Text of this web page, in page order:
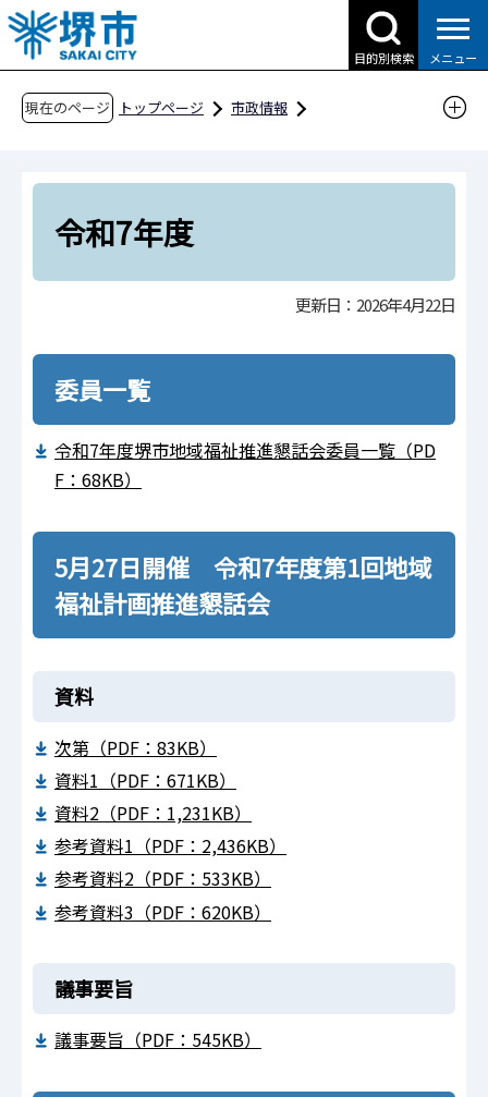
こ
の
ペ
目的別検索 メニュー
現在のページ トップページ
市政情報
健康福祉局
生活福祉部
堺市地域福祉計画推進懇話会
令和7年度
更新日：2026年4月22日
委員一覧
令和7年度堺市地域福祉推進懇話会委員一覧（PD
F：68KB）
5月27日開催 令和7年度第1回地域
福祉計画推進懇話会
資料
次第（PDF：83KB）
資料1（PDF：671KB）
資料2（PDF：1,231KB）
参考資料1（PDF：2,436KB）
参考資料2（PDF：533KB）
参考資料3（PDF：620KB）
議事要旨
議事要旨（PDF：545KB）